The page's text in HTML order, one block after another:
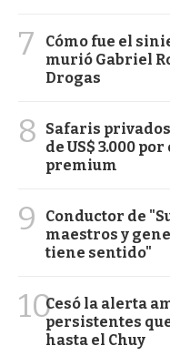
7
Cómo fue el
murió Gabriel
Drogas
8
Safaris
de US$ 3.000
premium
9
Conductor de
maestros y
tiene sentido"
10Cesó la alerta
persistentes
hasta el Chuy